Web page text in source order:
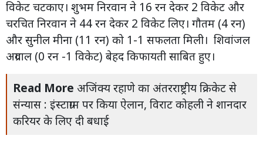
विकेट चटकाए। शुभम निरवान ने 16 रन देकर 2 विकेट और
चरचित निरवान ने 44 रन देकर 2 विकेट लिए। गौतम (4 रन)
और सुनील मीना (11 रन) को 1-1 सफलता मिली। शिवांजल
अग्रवाल (0 रन -1 विकेट) बेहद किफायती साबित हुए।
Read More अजिंक्य रहाणे का अंतरराष्ट्रीय क्रिकेट से
संन्यास : इंस्टाग्राम पर किया ऐलान, विराट कोहली ने शानदार
करियर के लिए दी बधाई